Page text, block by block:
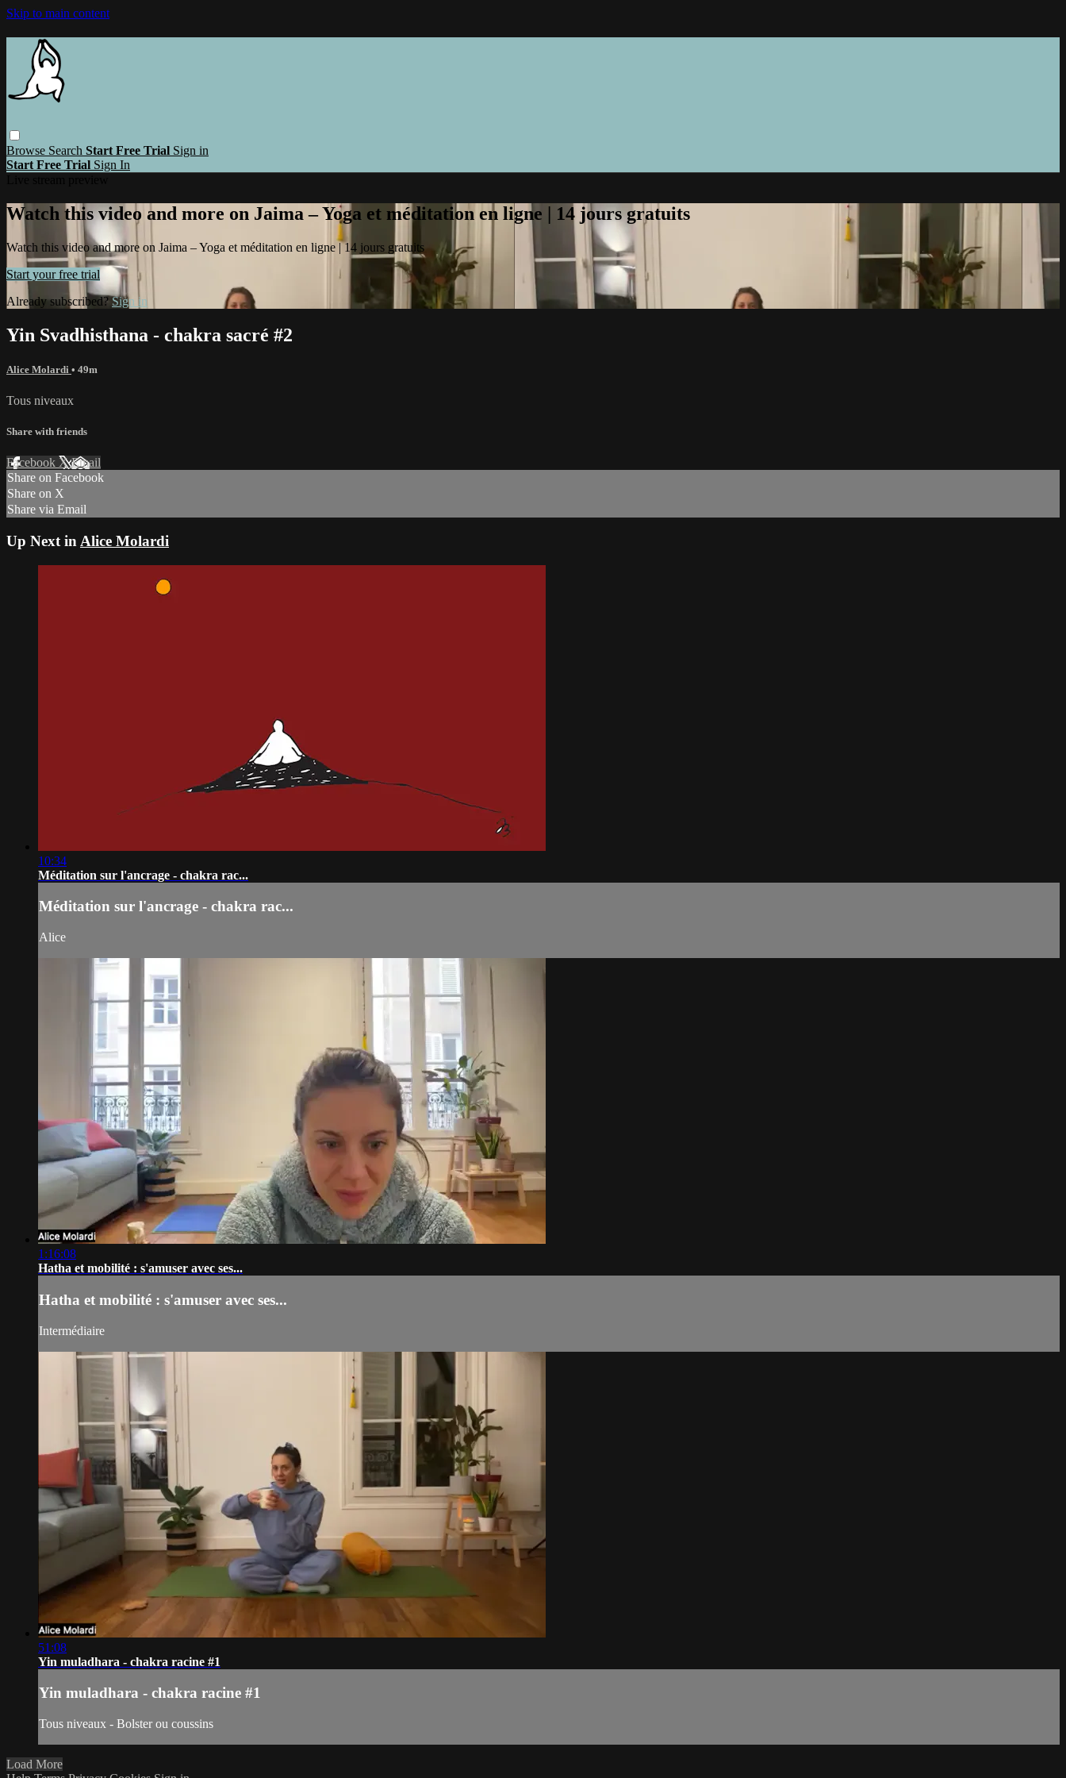
Skip to main content
Browse Search Start Free Trial Sign in
Start Free Trial Sign In
Watch this video and more on Jaima – Yoga et méditation en ligne | 14 jours gratuits
Watch this video and more on Jaima – Yoga et méditation en ligne | 14 jours gratuits
Start your free trial
Already subscribed? Sign in
Yin Svadhisthana - chakra sacré #2
Alice Molardi • 49m
Tous niveaux
Share with friends
Facebook XEmail
Share on Facebook
Share on X
Share via Email
Up Next in Alice Molardi
10:34
Méditation sur l'ancrage - chakra rac...
Méditation sur l'ancrage - chakra rac...
Alice
1:16:08
Hatha et mobilité : s'amuser avec ses...
Hatha et mobilité : s'amuser avec ses...
Intermédiaire
51:08
Yin muladhara - chakra racine #1
Yin muladhara - chakra racine #1
Tous niveaux - Bolster ou coussins
Load More